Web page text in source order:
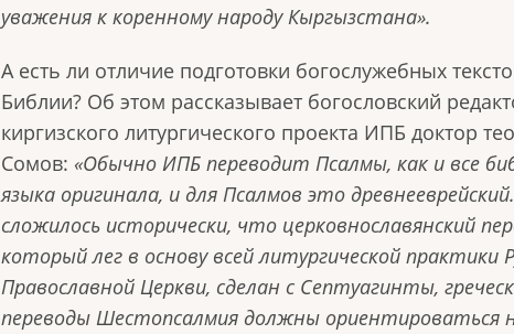
уважения к коренному народу Кыргызстана».
А есть ли отличие подготовки богослужебных
Библии? Об этом рассказывает богословский
киргизского литургического проекта ИПБ доктор
Сомов: «Обычно ИПБ переводит Псалмы, как и все
языка оригинала, и для Псалмов это
сложилось исторически, что церковнославянский
который лег в основу всей литургической практики
Православной Церкви, сделан с Септуагинты,
переводы Шестопсалмия должны ориентироваться